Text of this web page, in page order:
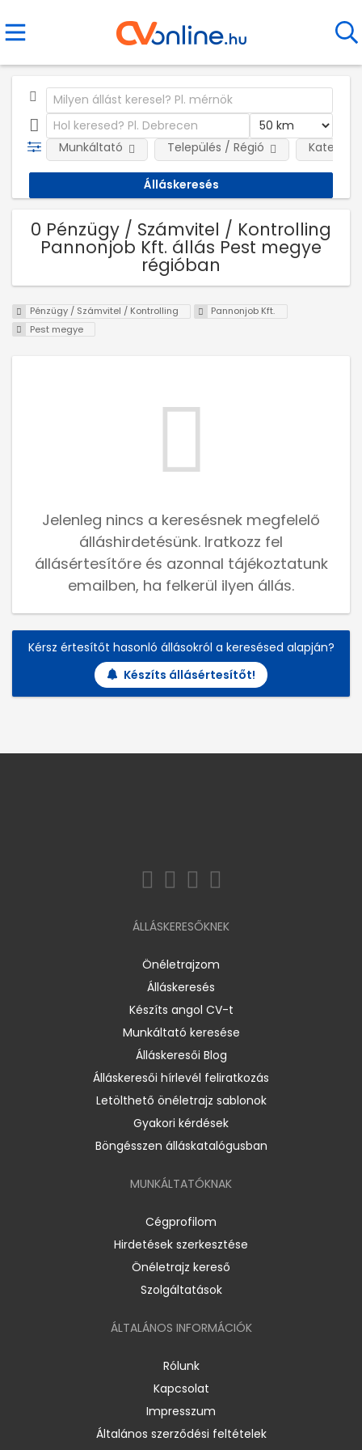
Munkáltató Település / Régió
0 Pénzügy / Számvitel / Kontrolling
Pannonjob Kft. állás Pest megye
régióban
Pénzügy / Számvitel / Kontrolling
Pannonjob Kft.
Pest megye
Jelenleg nincs a keresésnek megfelelő
álláshirdetésünk. Iratkozz fel
állásértesítőre és azonnal tájékoztatunk
emailben, ha felkerül ilyen állás.
Kérsz értesítőt hasonló állásokról a keresésed alapján?
Készíts állásértesítőt!
ÁLLÁSKERESŐKNEK
Önéletrajzom
Álláskeresés
Készíts angol CV-t
Munkáltató keresése
Álláskeresői Blog
Álláskeresői hírlevél feliratkozás
Letölthető önéletrajz sablonok
Gyakori kérdések
Böngésszen álláskatalógusban
MUNKÁLTATÓKNAK
Cégprofilom
Hirdetések szerkesztése
Önéletrajz kereső
Szolgáltatások
ÁLTALÁNOS INFORMÁCIÓK
Rólunk
Kapcsolat
Impresszum
Általános szerződési feltételek